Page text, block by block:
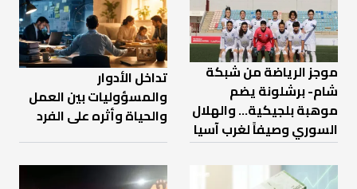
موجز الرياضة من شبكة
شام- برشلونة يضم
موهبة بلجيكية... والهلال
السوري وصيفاً لغرب آسيا
تداخل الأدوار
والمسؤوليات بين العمل
والحياة وأثره على الفرد